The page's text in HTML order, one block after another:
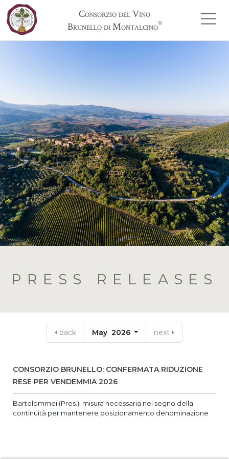
Consorzio del Vino
Brunello di Montalcino®
PRESS RELEASES
back May 2026 next
CONSORZIO BRUNELLO: CONFERMATA RIDUZIONE
RESE PER VENDEMMIA 2026
Bartolommei (Pres.): misura necessaria nel segno della
continuità per mantenere posizionamento denominazione